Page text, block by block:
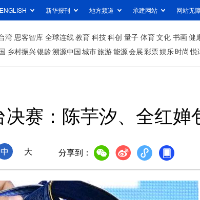
ENGLISH 新华报刊 地方频道 承建网站 网站无
湾 思客智库 全球连线教育 科技科创 量子 体育文化 书画健
乡村振兴银龄溯源中国城市旅游能源会展彩票娱乐时尚 悦
赛：陈芋汐、全红婵
中 大 分享到：